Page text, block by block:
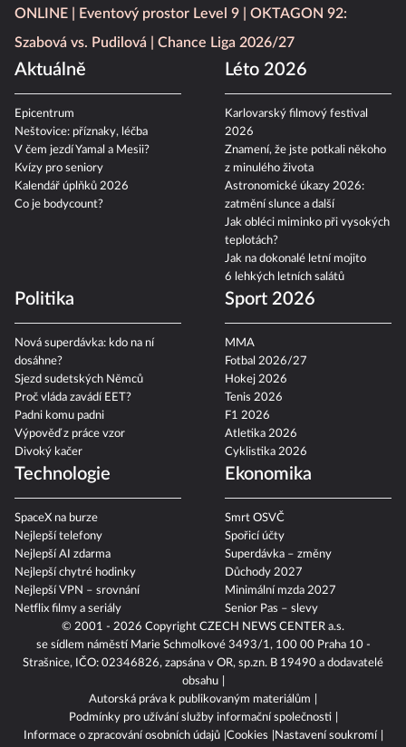
© 2001 - 2026 Copyright CZECH NEWS CENTER a.s.
se sídlem náměstí Marie Schmolkové 3493/1, 100 00 Praha 10 -
Strašnice, IČO: 02346826, zapsána v OR, sp.zn. B 19490 a dodavatelé
obsahu
Autorská práva k publikovaným materiálům
Podmínky pro užívání služby informační společnosti
Informace o zpracování osobních údajů Cookies Nastavení soukromí
ONLINE
Eventový prostor Level 9
OKTAGON 92:
Szabová vs. Pudilová
Chance Liga 2026/27
Aktuálně
Epicentrum
Neštovice: příznaky, léčba
V čem jezdí Yamal a Mesii?
Kvízy pro seniory
Kalendář úplňků 2026
Co je bodycount?
Léto 2026
Karlovarský filmový festival
2026
Znamení, že jste potkali někoho
z minulého života
Astronomické úkazy 2026:
zatmění slunce a další
Jak obléci miminko při vysokých
teplotách?
Jak na dokonalé letní mojito
6 lehkých letních salátů
Politika
Nová superdávka: kdo na ní
dosáhne?
Sjezd sudetských Němců
Proč vláda zavádí EET?
Padni komu padni
Výpověď z práce vzor
Divoký kačer
Sport 2026
MMA
Fotbal 2026/27
Hokej 2026
Tenis 2026
F1 2026
Atletika 2026
Cyklistika 2026
Technologie
SpaceX na burze
Nejlepší telefony
Nejlepší AI zdarma
Nejlepší chytré hodinky
Nejlepší VPN – srovnání
Netflix filmy a seriály
Ekonomika
Smrt OSVČ
Spořicí účty
Superdávka – změny
Důchody 2027
Minimální mzda 2027
Senior Pas – slevy